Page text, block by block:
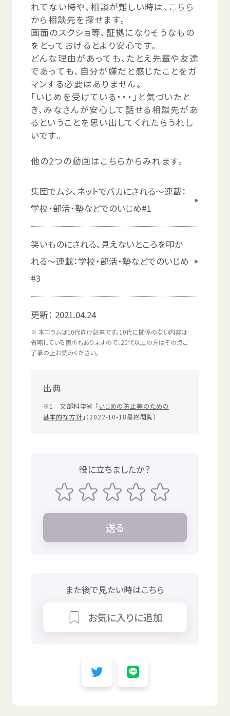
れてない時や、 相談が難 しい時は、 こちら
から相談先を探せます。
画面のスクショ等、 証拠になりそうなもの
をとっておけるとより安心です。
どんな理由があっても、たとえ先輩や友達
であっても、 自分が嫌だと感じたことをガ
マンする必要はありません。
「いじめを受けている・・・」と気づいたと
き、みなさんが安心して話せる相談先があ
るということを思い出 してくれたらうれし
いです。
他の2つの動画はこちらからみれます。
集団でムシ、ネットでバカにされる～連載：
学校・部活・塾などでのいじめ#1
笑いものにされる、見えないところを叩か
れる～連載：学校・部活・塾などでのいじめ
#3
更新： 2021.04.24
※ 本コラムは10代向け記事です。10代に関係のない内容は
省略している箇所もありますので、 20代以上の方はその点ご
了承の 上お読みください。
出典
※1文部科学省 「いじめの防止等のための
基本的な方針 」（2022-10-18最終閲覧）
役に立ちましたか？
送る
また後で 見たい時はこちら
お気に入りに追加